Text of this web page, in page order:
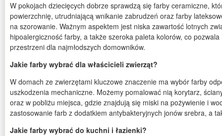
W pokojach dziecięcych dobrze sprawdzą się farby ceramiczne,
powierzchnię, utrudniającą wnikanie zabrudzeń oraz farby
na szorowanie. Ważnym aspektem jest niska zawartość lotnych
hipoalergiczność farby, a także szeroka paleta kolorów, co
przestrzeni dla najmłodszych domowników.
Jakie farby wybrać dla właścicieli zwierząt?
W domach ze zwierzętami kluczowe znaczenie ma wybór farby
uszkodzenia mechaniczne. Możemy pomalować nią korytarz,
oraz w pobliżu miejsca, gdzie znajdują się miski na pożywienie i
zastosowanie farb z dodatkiem antybakteryjnych jonów srebra, a
Jakie farby wybrać do kuchni i łazienki?